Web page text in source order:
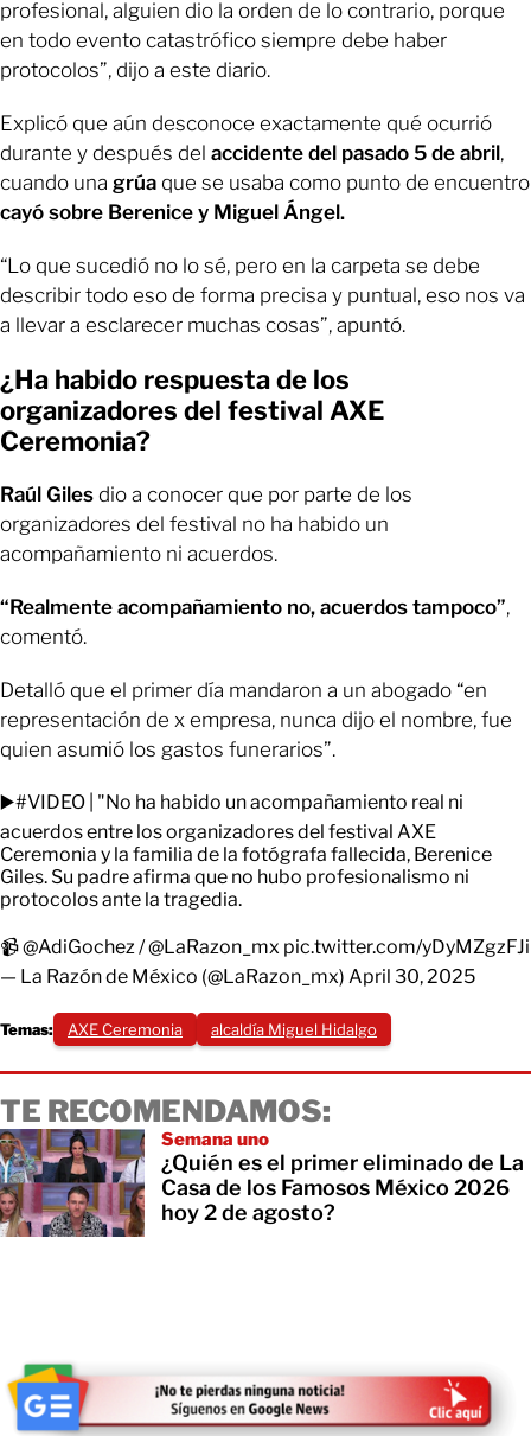
profesional, alguien dio la orden de lo contrario, porque
en todo evento catastrófico siempre debe haber
protocolos”, dijo a este diario.
Explicó que aún desconoce exactamente qué ocurrió
durante y después del accidente del pasado 5 de abril,
cuando una grúa que se usaba como punto de encuentro
cayó sobre Berenice y Miguel Ángel.
“Lo que sucedió no lo sé, pero en la carpeta se debe
describir todo eso de forma precisa y puntual, eso nos va
a llevar a esclarecer muchas cosas”, apuntó.
¿Ha habido respuesta de los
organizadores del festival AXE
Ceremonia?
Raúl Giles dio a conocer que por parte de los
organizadores del festival no ha habido un
acompañamiento ni acuerdos.
“Realmente acompañamiento no, acuerdos tampoco”,
comentó.
Detalló que el primer día mandaron a un abogado “en
representación de x empresa, nunca dijo el nombre, fue
quien asumió los gastos funerarios”.
▶️#VIDEO | "No ha habido un acompañamiento real ni
acuerdos entre los organizadores del festival AXE
Ceremonia y la familia de la fotógrafa fallecida, Berenice
Giles. Su padre afirma que no hubo profesionalismo ni
protocolos ante la tragedia.
📹@AdiGochez /@LaRazon_mx pic.twitter.com/yDyMZgzFJi
— La Razón de México (@LaRazon_mx) April 30, 2025
Temas: AXE Ceremonia alcaldía Miguel Hidalgo
TE RECOMENDAMOS:
Semana uno
¿Quién es el primer eliminado de La
Casa de los Famosos México 2026
hoy 2 de agosto?